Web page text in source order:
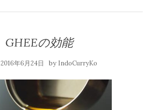
GHEEの効能
2016年6月24日 by IndoCurryKo